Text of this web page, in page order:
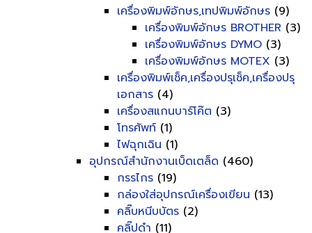
เครื่องพิมพ์อักษร,เทปพิมพ์อักษร (9)
เครื่องพิมพ์อักษร BROTHER (3)
เครื่องพิมพ์อักษร DYMO (3)
เครื่องพิมพ์อักษร MOTEX (3)
เครื่องพิมพ์เช็ค,เครื่องปรุเช็ค,เครื่องปรุ
เอกสาร (4)
เครื่องสแกนบาร์โค๊ต (3)
โทรศัพท์ (1)
ไฟฉุกเฉิน (1)
อุปกรณ์สำนักงานเบ็ดเตล็ด (460)
กรรไกร (19)
กล่องใส่อุปกรณ์เครื่องเขียน (13)
คลิ๊บหนีบบัตร (2)
คลิ๊ปดำ (11)